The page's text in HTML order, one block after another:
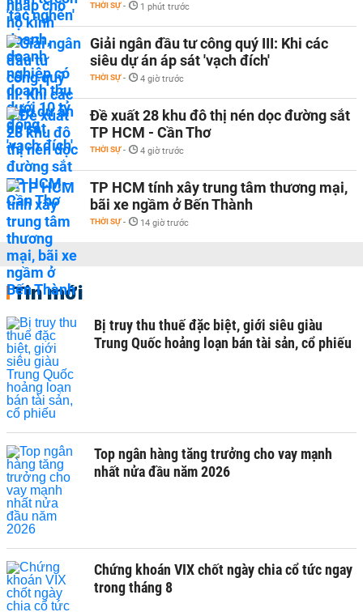
THỜI SỰ - 1 phút trước
Giải ngân đầu tư công quý III: Khi các
siêu dự án áp sát 'vạch đích'
THỜI SỰ - 4 giờ trước
Đề xuất 28 khu đô thị nén dọc đường sắt
TP HCM - Cần Thơ
THỜI SỰ - 4 giờ trước
TP HCM tính xây trung tâm thương mại,
bãi xe ngầm ở Bến Thành
THỜI SỰ - 14 giờ trước
Tin mới
Bị truy thu thuế đặc biệt, giới siêu giàu
Trung Quốc hoảng loạn bán tài sản, cổ phiếu
Top ngân hàng tăng trưởng cho vay mạnh
nhất nửa đầu năm 2026
Chứng khoán VIX chốt ngày chia cổ tức ngay
trong tháng 8